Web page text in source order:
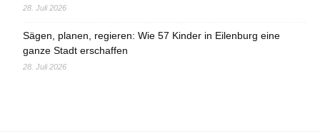
28. Juli 2026
Sägen, planen, regieren: Wie 57 Kinder in Eilenburg eine
ganze Stadt erschaffen
28. Juli 2026